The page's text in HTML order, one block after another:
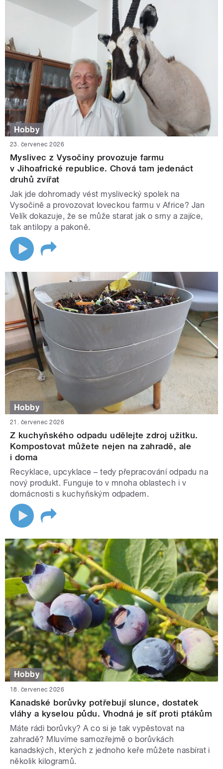
Hobby
23. červenec 2026
Myslivec z Vysočiny provozuje farmu
v Jihoafrické republice. Chová tam jedenáct
druhů zvířat
Jak jde dohromady vést myslivecký spolek na
Vysočině a provozovat loveckou farmu v Africe? Jan
Velík dokazuje, že se může starat jak o srny a zajíce,
tak antilopy a pakoně.
Hobby
21. červenec 2026
Z kuchyňského odpadu udělejte zdroj užitku.
Kompostovat můžete nejen na zahradě, ale
i doma
Recyklace, upcyklace – tedy přepracování odpadu na
nový produkt. Funguje to v mnoha oblastech i v
domácnosti s kuchyňským odpadem.
Hobby
18. červenec 2026
Kanadské borůvky potřebují slunce, dostatek
vláhy a kyselou půdu. Vhodná je síť proti ptákům
Máte rádi borůvky? A co si je tak vypěstovat na
zahradě? Mluvíme samozřejmě o borůvkách
kanadských, kterých z jednoho keře můžete nasbírat i
několik kilogramů.